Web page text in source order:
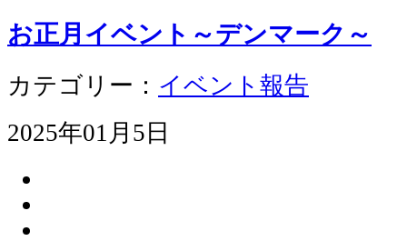
お正月イベント～デンマーク～
カテゴリー： イベント報告
2025年01月5日